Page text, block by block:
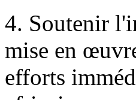
4. Soutenir
mise en
efforts